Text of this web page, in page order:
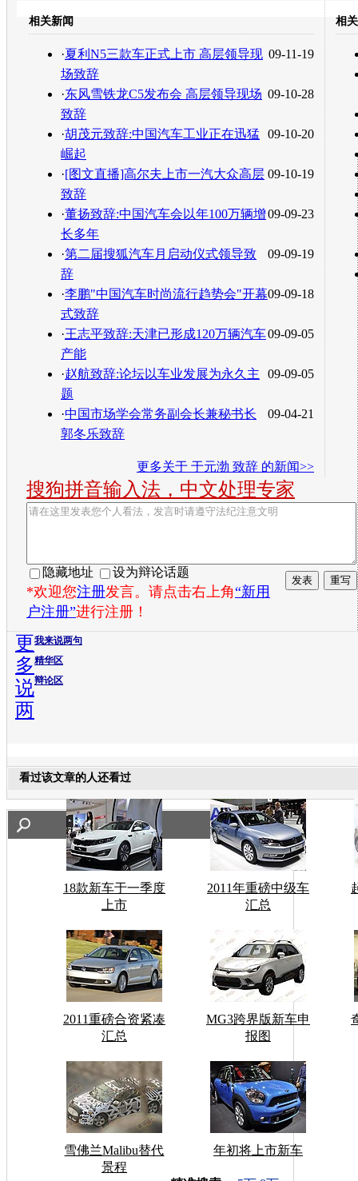
转发至：
相关新闻
09-11-19
·夏利N5三款车正式上市 高层领导现
场致辞
09-10-28
·东风雪铁龙C5发布会 高层领导现场
致辞
09-10-20
·胡茂元致辞:中国汽车工业正在迅猛
崛起
09-10-19
·[图文直播]高尔夫上市一汽大众高层
致辞
09-09-23
·董扬致辞:中国汽车会以年100万辆增
长多年
09-09-19
·第二届搜狐汽车月启动仪式领导致
辞
09-09-18
·李鹏"中国汽车时尚流行趋势会"开幕
式致辞
09-09-05
·王志平致辞:天津已形成120万辆汽车
产能
09-09-05
·赵航致辞:论坛以车业发展为永久主
题
09-04-21
·中国市场学会常务副会长兼秘书长
郭冬乐致辞
更多关于 于元渤 致辞 的新闻>>
相
搜狗拼音输入法，中文处理专家
隐藏地址 设为辩论话题
*欢迎您注册发言。请点击右上角“新用
户注册”进行注册！
我来说两句
精华区
辩论区
更
多
说
两
看过该文章的人还看过
18款新车于一季度
上市
2011年重磅中级车
汇总
2011重磅合资紧凑
汇总
MG3跨界版新车申
报图
雪佛兰Malibu替代
景程
年初将上市新车